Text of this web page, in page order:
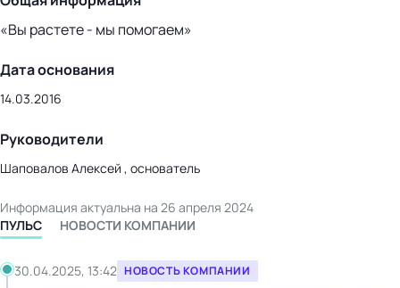
«Вы растете - мы помогаем»
Дата основания
14.03.2016
Руководители
Шаповалов Алексей , основатель
Информация актуальна на 26 апреля 2024
ПУЛЬС
НОВОСТИ КОМПАНИИ
30.04.2025, 13:42 НОВОСТЬ КОМПАНИИ